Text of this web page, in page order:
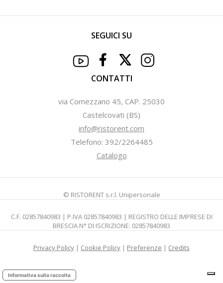
SEGUICI SU
CONTATTI
via Comezzano 45, CAP. 25030
Castelcovati (BS)
info@ristorent.com
Telefono: 392/2264485
Catalogo
© RISTORENT s.r.l. Unipersonale
C.F. 02857840983 | P.IVA 02857840983 | REGISTRO DELLE IMPRESE DI
BRESCIA N° DI ISCRIZIONE: 02857840983
Privacy Policy | Cookie Policy | Preferenze | Credits
Informativa sulla raccolta